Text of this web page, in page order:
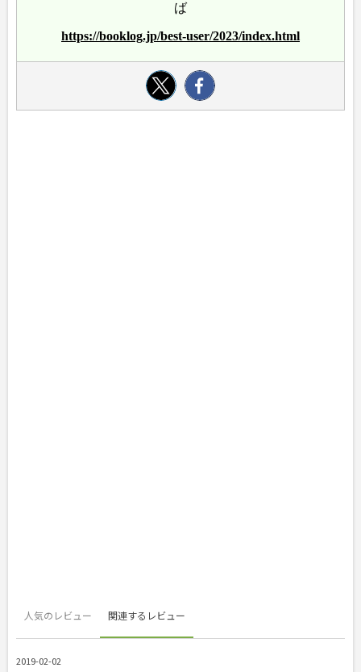
ば
https://booklog.jp/best-user/2023/index.html
人気のレビュー 関連するレビュー
2019-02-02